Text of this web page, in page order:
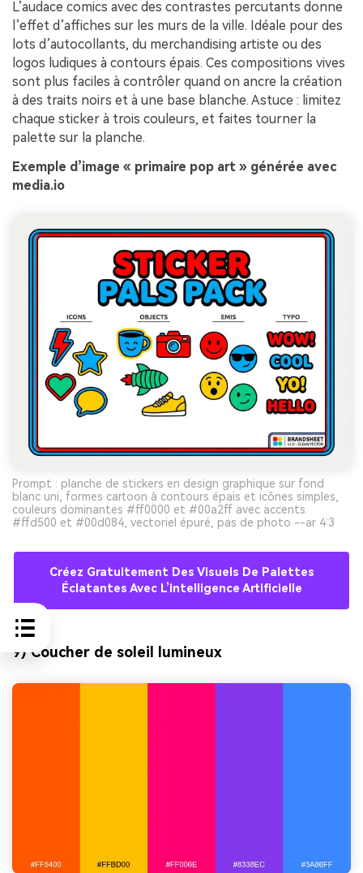
L’audace comics avec des contrastes percutants donne
l’effet d’affiches sur les murs de la ville. Idéale pour des
lots d’autocollants, du merchandising artiste ou des
logos ludiques à contours épais. Ces compositions vives
sont plus faciles à contrôler quand on ancre la création
à des traits noirs et à une base blanche. Astuce : limitez
chaque sticker à trois couleurs, et faites tourner la
palette sur la planche.
Exemple d’image « primaire pop art » générée avec
media.io
Prompt : planche de stickers en design graphique sur fond
blanc uni, formes cartoon à contours épais et icônes simples,
couleurs dominantes #ff0000 et #00a2ff avec accents
#ffd500 et #00d084, vectoriel épuré, pas de photo --ar 4:3
Créez Gratuitement Des Visuels De Palettes
Éclatantes Avec L’intelligence Artificielle
9) Coucher de soleil lumineux